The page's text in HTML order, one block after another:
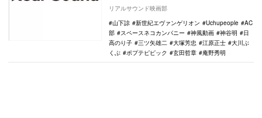
が話題となっている『ポプテピピック』で
ある。爆発的…
リアルサウンド映画部
山下諒
新世紀エヴァンゲリオン Uchupeople
AC
部
スペースネコカンパニー 神風動画 神谷明
日
高のり子
三ツ矢雄二 大塚芳忠 江原正士
大川ぶ
くぶ
ポプテピピック 玄田哲章 庵野秀明